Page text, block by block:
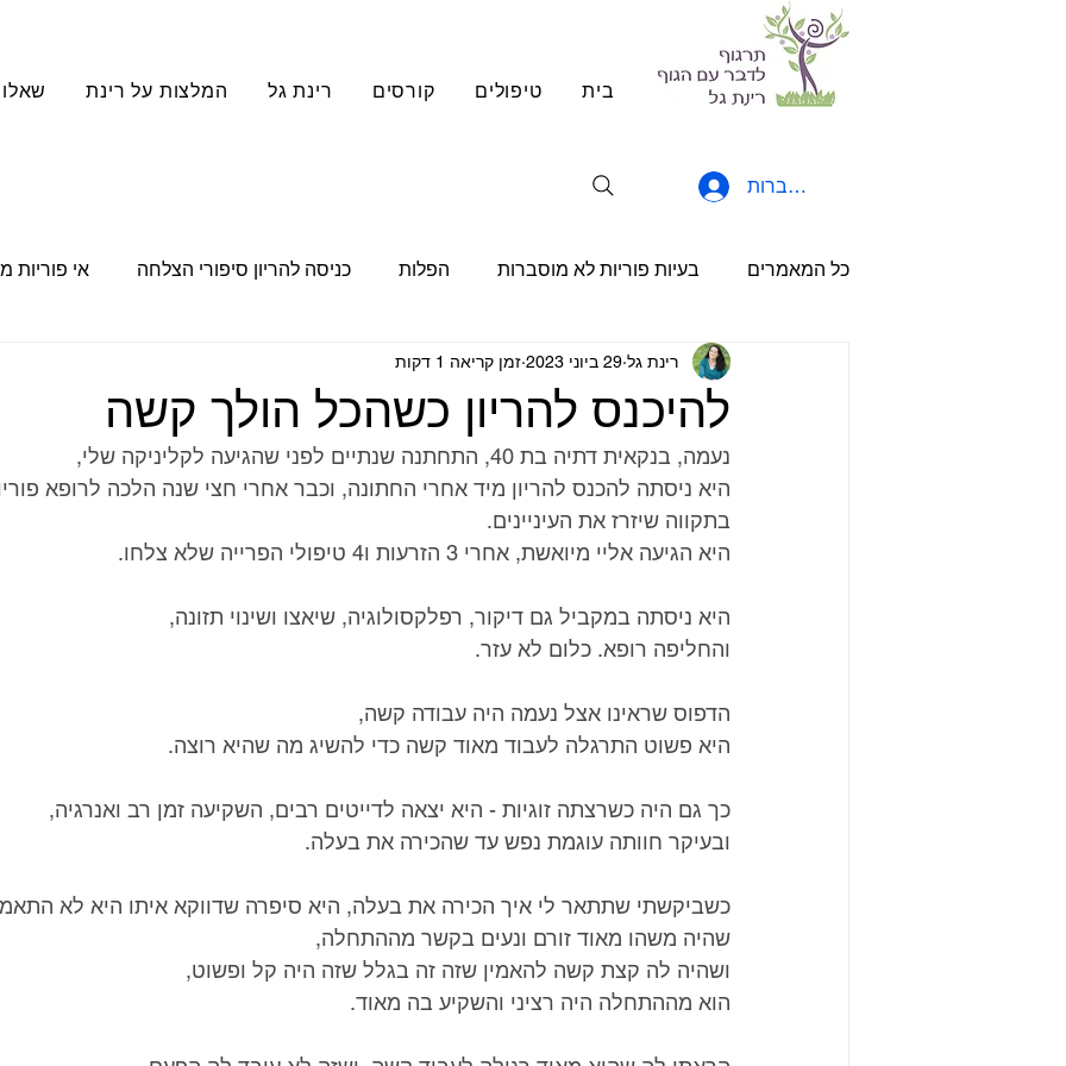
בית טיפולים קורסים רינת גל המלצות על רינת
להתחברות
כל המאמרים בעיות פוריות לא מוסברות הפלות כניסה להריון סיפורי הצלחה אי פוריות
הריון יחידני משאבים וכוחות כאבים כרוניים
להיכנס להריון כשהכל הולך קשה
רינת גל 29 ביוני 2023 זמן קריאה 1 דקות
נעמה, בנקאית דתיה בת 40, התחתנה שנתיים לפני שהגיעה לקליניקה שלי,
היא ניסתה להכנס להריון מיד אחרי החתונה, וכבר אחרי חצי שנה הלכה לרופא
בתקווה שיזרז את העיניינים.
היא הגיעה אליי מיואשת, אחרי 3 הזרעות ו4 טיפולי הפרייה שלא צלחו.
היא ניסתה במקביל גם דיקור, רפלקסולוגיה, שיאצו ושינוי תזונה,
והחליפה רופא. כלום לא עזר.
הדפוס שראינו אצל נעמה היה עבודה קשה,
היא פשוט התרגלה לעבוד מאוד קשה כדי להשיג מה שהיא רוצה.
כך גם היה כשרצתה זוגיות - היא יצאה לדייטים רבים, השקיעה זמן רב ואנרגיה,
ובעיקר חוותה עוגמת נפש עד שהכירה את בעלה.
כשביקשתי שתתאר לי איך הכירה את בעלה, היא סיפרה שדווקא איתו היא לא
שהיה משהו מאוד זורם ונעים בקשר מההתחלה,
ושהיה לה קצת קשה להאמין שזה זה בגלל שזה היה קל ופשוט,
הוא מההתחלה היה רציני והשקיע בה מאוד.